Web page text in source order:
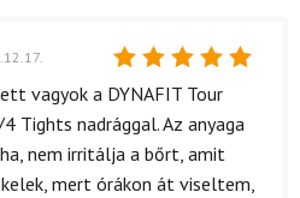
Értékelés:
vagyok a DYNAFIT Tour
Tights nadrággal. Az anyaga
nem irritálja a bőrt, amit
mert órákon át viseltem,